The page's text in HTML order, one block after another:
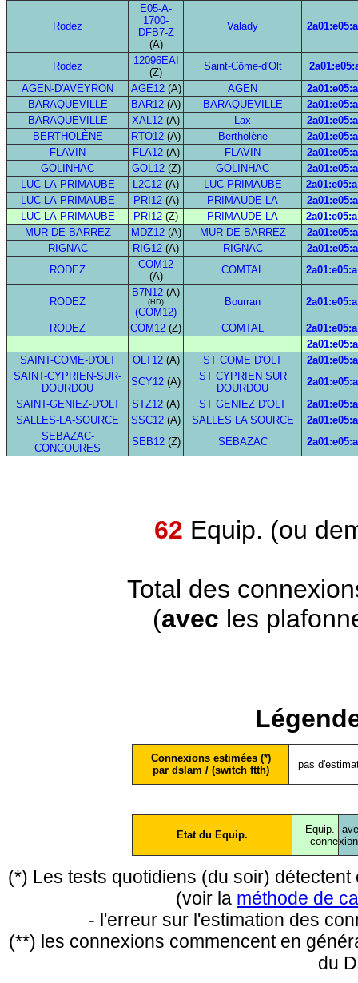
Rodez
E05-A-
1700-
DFB7-Z
(A)
Valady
Rodez
12096EAI
(Z)
Saint-Côme-d'Olt
AGEN-D'AVEYRON
AGE12(A) AGEN
BARAQUEVILLE
BAR12 (A) BARAQUEVILLE
BARAQUEVILLE
XAL12 (A) Lax
BERTHOLÈNE
RTO12 (A) Bertholène
FLAVIN
FLA12(A) FLAVIN
GOLINHAC
GOL12(Z) GOLINHAC
LUC-LA-PRIMAUBE
L2C12 (A) LUC PRIMAUBE
LUC-LA-PRIMAUBE
PRI12(A) PRIMAUDE LA
LUC-LA-PRIMAUBE
PRI12 (Z) PRIMAUDE LA
MUR-DE-BARREZ
MDZ12(A) MUR DE BARREZ
RIGNAC
RIG12 (A) RIGNAC
RODEZ
COM12
(A)
COMTAL
RODEZ
B7N12 (A)
(HD)
(COM12)
Bourran
RODEZ COM12 (Z) COMTAL
SAINT-COME-D'OLT
OLT12(A) ST COME D'OLT
SAINT-CYPRIEN-SUR-
DOURDOU
SCY12 (A)
ST CYPRIEN SUR
DOURDOU
SAINT-GENIEZ-D'OLT
STZ12 (A) ST GENIEZ D'OLT
SALLES-LA-SOURCE
SSC12 (A) SALLES LA SOURCE
SEBAZAC-
CONCOURES
SEB12(Z) SEBAZAC
62 Equip. (ou
Total des
(avec les
Connexions estimées (*)
par dslam / (switch ftth)
pas
Etat du Equip.
Equip.
conne
(*) Les tests quotidiens (du soir)
(voir la méthode de
- l'erreur sur l'estimation des
(**) les connexions commencent en
du